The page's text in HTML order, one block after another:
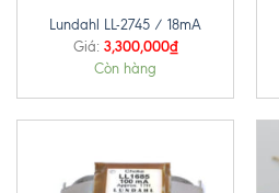
Lundahl LL-2745 / 18mA
Giá: 3,300,000₫
Còn hàng